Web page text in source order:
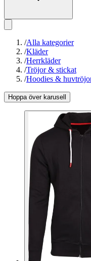
/Alla kategorier
/Kläder
/Herrkläder
/Tröjor & stickat
/Hoodies &
Hoppa över karusell